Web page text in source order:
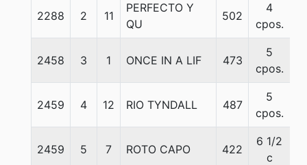
2288 2 11
PERFECTO Y
QU
502
4
cpos.
2458 3 1 ONCE IN A LIF 473
5
cpos.
2459 4 12 RIO TYNDALL 487
5
cpos.
2459 5 7 ROTO CAPO 422
6 1/2
c